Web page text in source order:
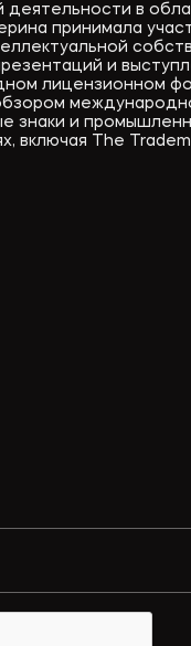
деятельности в
принимала
и
лицензионном
знаки и
включая The